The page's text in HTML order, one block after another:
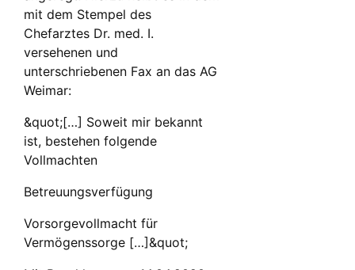
mit dem Stempel des
Chefarztes Dr. med. I.
versehenen und
unterschriebenen Fax an das AG
Weimar:
&quot;[…] Soweit mir bekannt
ist, bestehen folgende
Vollmachten
Betreuungsverfügung
Vorsorgevollmacht für
Vermögenssorge […]&quot;